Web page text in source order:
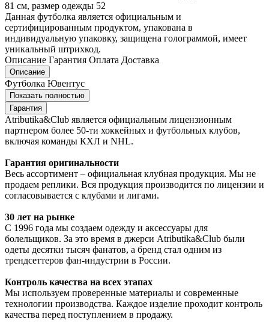
81 см, размер одежды 52
Данная футболка является официальным и
сертифицированным продуктом, упакована в
индивидуальную упаковку, защищена голограммой, имеет
уникальный штрихкод.
Описание Гарантия Оплата Доставка
Описание
Футболка Ювентус
Показать полностью
Гарантия
Atributika&Club является официальным лицензионным
партнером более 50-ти хоккейных и футбольных клубов,
включая команды КХЛ и NHL.
Гарантия оригинальности
Весь ассортимент – официальная клубная продукция. Мы не
продаем реплики. Вся продукция производится по лицензии и
согласовывается с клубами и лигами.
30 лет на рынке
С 1996 года мы создаем одежду и аксессуары для
болельщиков. За это время в джерси Atributika&Club были
одеты десятки тысяч фанатов, а бренд стал одним из
трендсеттеров фан-индустрии в России.
Контроль качества на всех этапах
Мы используем проверенные материалы и современные
технологии производства. Каждое изделие проходит контроль
качества перед поступлением в продажу.